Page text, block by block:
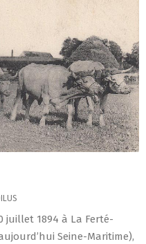
juillet 1894 à La Ferté-
Seine-Maritime),